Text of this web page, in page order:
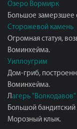
Озеро Вормирк
Большое замерзшее
Сторожевой камень
Огромная статуя,
Воминхейма.
Уиллоугрим
Дом-гриб,
Воминхейма.
Лагерь "Волкодавов"
Большой бандитский
Морозный клык.